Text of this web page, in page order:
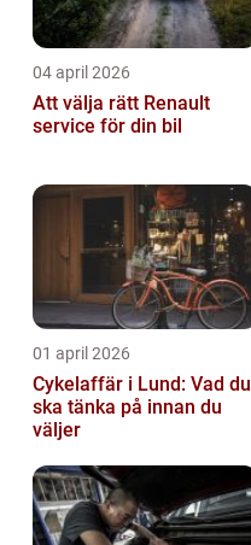
04 april 2026
Att välja rätt Renault
service för din bil
01 april 2026
Cykelaffär i Lund: Vad du
ska tänka på innan du
väljer